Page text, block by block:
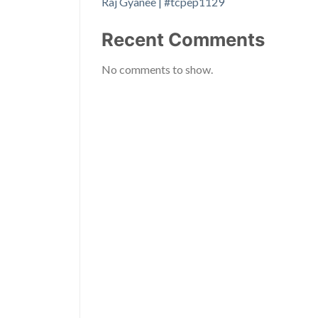
Recent Comments
No comments to show.